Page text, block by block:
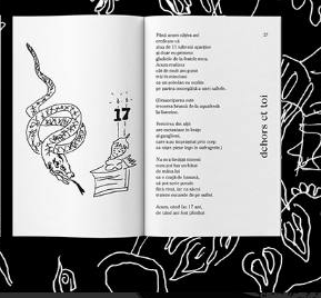
| EDITORIAL DESIGN